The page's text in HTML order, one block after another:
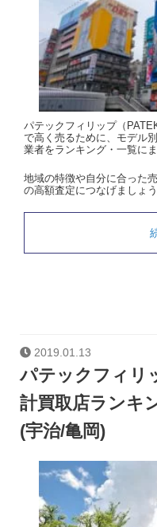
パテックフィリップ（
で高く売るために、モデル
業者をランキング・一覧にま
地域の特徴や自分に合った
の高額査定につなげましょう
2019.01.13
パテックフィリ
計買取店ランキ
(宇治/亀岡)